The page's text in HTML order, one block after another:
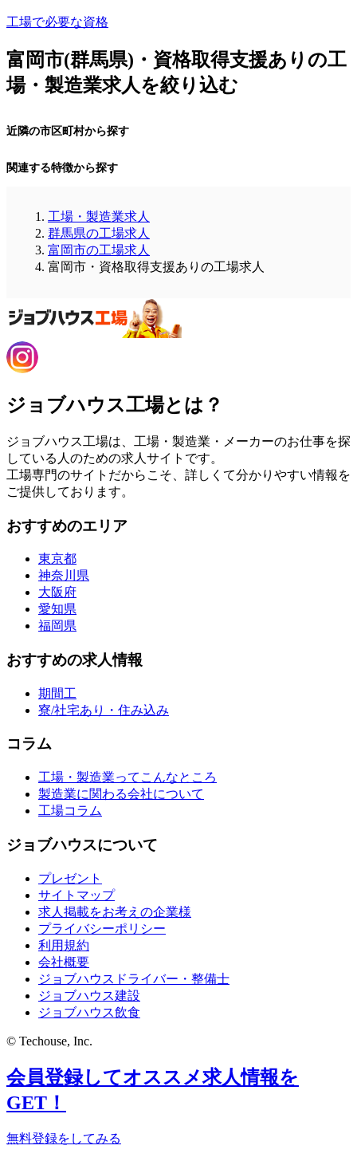
工場で必要な資格
富岡市(群馬県)・資格取得支援ありの工
場・製造業求人を絞り込む
近隣の市区町村から探す
関連する特徴から探す
工場・製造業求人
群馬県の工場求人
富岡市の工場求人
富岡市・資格取得支援ありの工場求人
ジョブハウス工場とは？
ジョブハウス工場は、工場・製造業・メーカーのお仕事を探
している人のための求人サイトです。
工場専門のサイトだからこそ、詳しくて分かりやすい情報を
ご提供しております。
おすすめのエリア
東京都
神奈川県
大阪府
愛知県
福岡県
おすすめの求人情報
期間工
寮/社宅あり・住み込み
コラム
工場・製造業ってこんなところ
製造業に関わる会社について
工場コラム
ジョブハウスについて
プレゼント
サイトマップ
求人掲載をお考えの企業様
プライバシーポリシー
利用規約
会社概要
ジョブハウスドライバー・整備士
ジョブハウス建設
ジョブハウス飲食
© Techouse, Inc.
会員登録してオススメ求人情報を
GET！
無料登録をしてみる